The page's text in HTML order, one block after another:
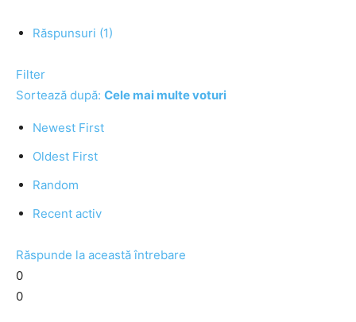
Răspunsuri (1)
Filter
Sortează după: Cele mai multe voturi
Newest First
Oldest First
Random
Recent activ
Răspunde la această întrebare
0
0